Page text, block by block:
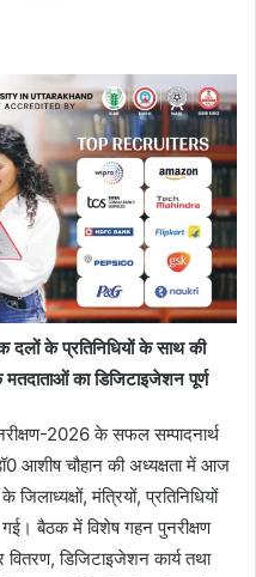
दलों के प्रतिनिधियों के साथ की
का डिजिटाइजेशन पूर्ण
2026 के सफल सम्पादनार्थ
आशीष चौहान की अध्यक्षता में आज
मंत्रियों, प्रतिनिधियों
बैठक में विशेष गहन पुनरीक्षण
वितरण, डिजिटाइजेशन कार्य तथा